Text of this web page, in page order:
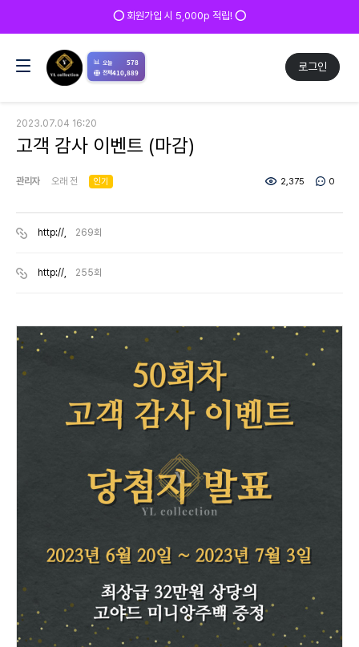
⭕ 회원가입 시 5,000p 적립! ⭕
로그인
📊 오늘 578
전체410,889
2023.07.04 16:20
고객 감사 이벤트 (마감)
관리자 오래 전 인기 2,375 0
http://, 269회
http://, 255회